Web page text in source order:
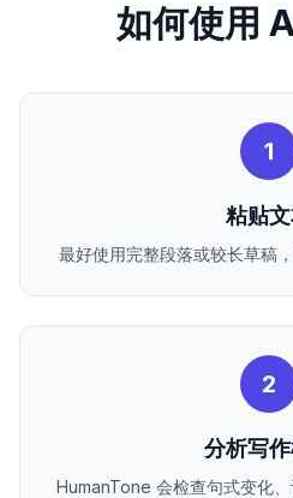
如何使用
1
粘贴
最好使用完整段落或较长草稿
2
分析写
HumanTone 会检查句式变化